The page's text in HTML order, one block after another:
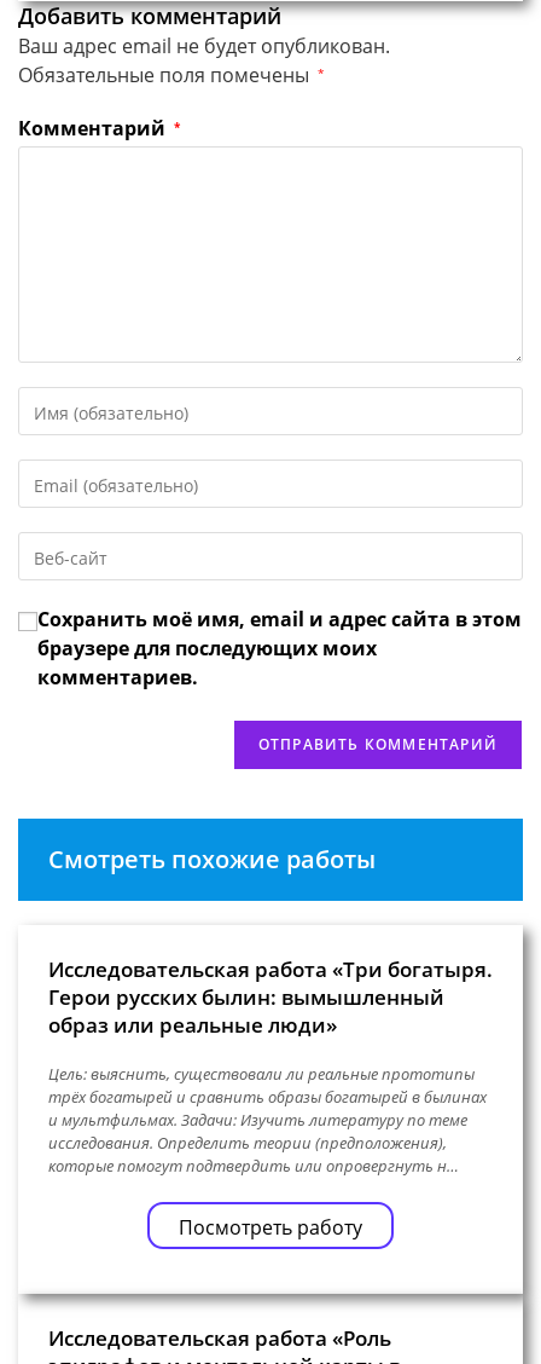
Добавить комментарий
Ваш адрес email не будет опубликован.
Обязательные поля помечены *
Комментарий *
свое
или
имя
чтобы
прокомментировать
свой
адрес,
чтобы
URL
веб-
сайта
(необязательно)
Сохранить моё имя, email и адрес сайта в этом
браузере для последующих моих
комментариев.
Смотреть похожие работы
Исследовательская работа «Три богатыря.
Герои русских былин: вымышленный
образ или реальные люди»
Цель: выяснить, существовали ли реальные прототипы
трёх богатырей и сравнить образы богатырей в былинах
и мультфильмах. Задачи: Изучить литературу по теме
исследования. Определить теории (предположения),
которые помогут подтвердить или опровергнуть н…
Посмотреть работу
Исследовательская работа «Роль